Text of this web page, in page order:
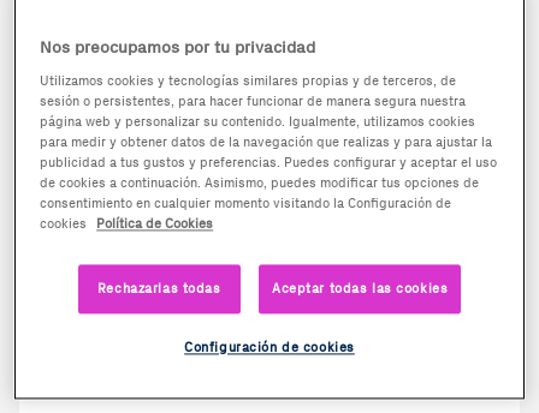
Nos preocupamos por tu privacidad
Utilizamos cookies y tecnologías similares propias y de terceros, de
sesión o persistentes, para hacer funcionar de manera segura nuestra
página web y personalizar su contenido. Igualmente, utilizamos cookies
para medir y obtener datos de la navegación que realizas y para ajustar la
publicidad a tus gustos y preferencias. Puedes configurar y aceptar el uso
de cookies a continuación. Asimismo, puedes modificar tus opciones de
consentimiento en cualquier momento visitando la Configuración de
cookies
Política de Cookies
Rechazarlas todas Aceptar todas las cookies
Configuración de cookies